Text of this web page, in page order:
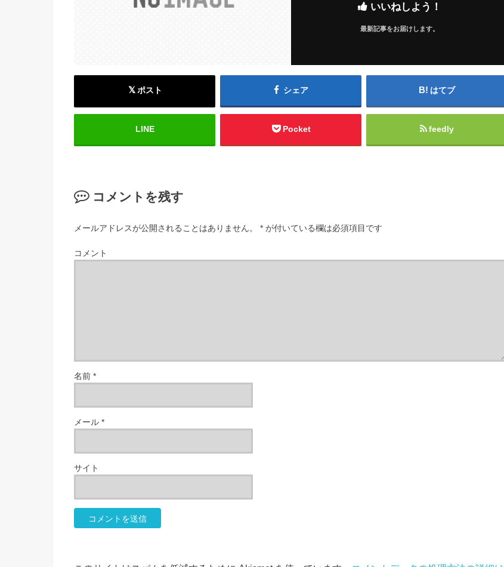
いいねしよう！
最新記事をお届けします。
ポスト シェア はてブ
LINE Pocket feedly
コメントを残す
メールアドレスが公開されることはありません。 * が付いている欄は必須項目です
コメント
名前 *
メール *
サイト